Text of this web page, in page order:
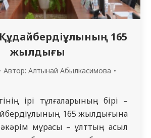
этнодемографиялық
өтті. Сондай-ақ…
165
жылдығы
Автор: Алтынай Абылкасимова
ірі тұлғаларының бірі –
165 жылдығына
мұрасы – ұлттың асыл